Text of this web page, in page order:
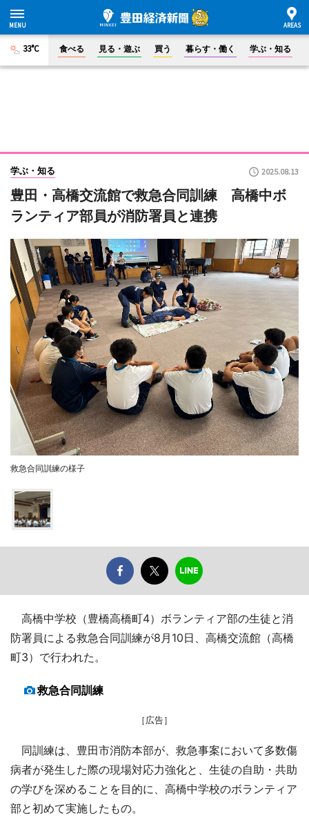
33°C 食べる 見る・遊ぶ 買う 暮らす・働く 学ぶ・知る
学ぶ・知る 2025.08.13
豊田・高橋交流館で救急合同訓練 高橋中ボ
ランティア部員が消防署員と連携
救急合同訓練の様子
高橋中学校（豊橋高橋町4）ボランティア部の生徒と消
防署員による救急合同訓練が8月10日、高橋交流館（高橋
町3）で行われた。
救急合同訓練
［広告］
同訓練は、豊田市消防本部が、救急事案において多数傷
病者が発生した際の現場対応力強化と、生徒の自助・共助
の学びを深めることを目的に、高橋中学校のボランティア
部と初めて実施したもの。